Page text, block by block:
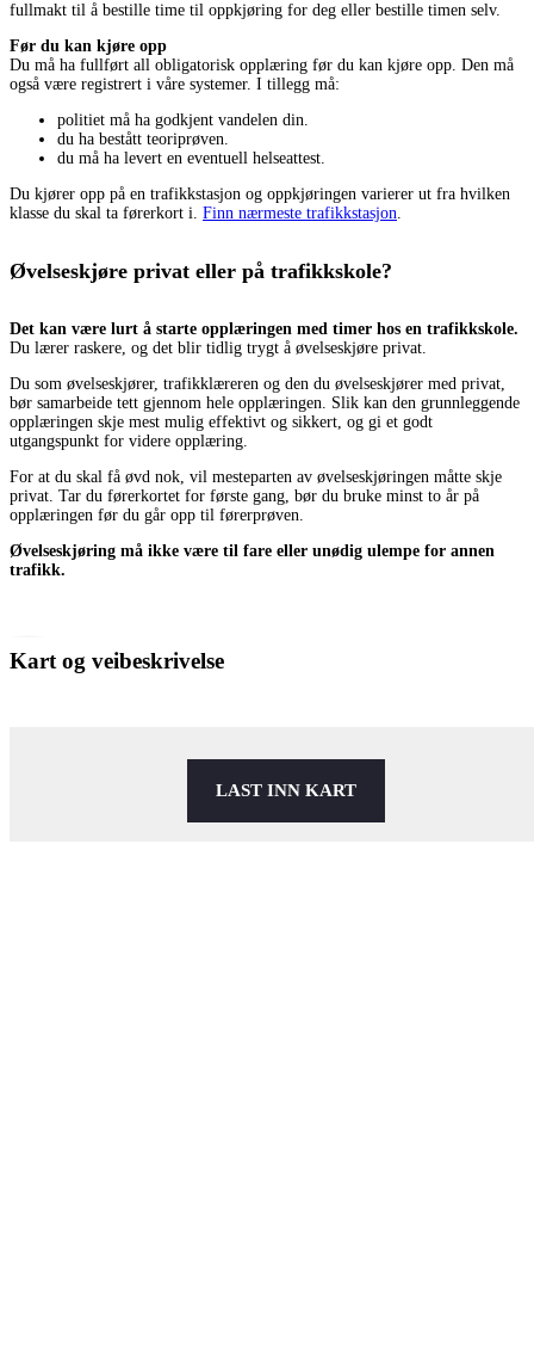
fullmakt til å bestille time til oppkjøring for deg eller bestille timen selv.
Før du kan kjøre opp
Du må ha fullført all obligatorisk opplæring før du kan kjøre opp. Den må
også være registrert i våre systemer. I tillegg må:
politiet må ha godkjent vandelen din.
du ha bestått teoriprøven.
du må ha levert en eventuell helseattest.
Du kjører opp på en trafikkstasjon og oppkjøringen varierer ut fra hvilken
klasse du skal ta førerkort i. Finn nærmeste trafikkstasjon
Øvelseskjøre privat eller på trafikkskole?
Det kan være lurt å starte opplæringen med timer hos en trafikkskole.
Du lærer raskere, og det blir tidlig trygt å øvelseskjøre privat.
Du som øvelseskjører, trafikklæreren og den du øvelseskjører med privat,
bør samarbeide tett gjennom hele opplæringen. Slik kan den grunnleggende
opplæringen skje mest mulig effektivt og sikkert, og gi et godt
utgangspunkt for videre opplæring.
For at du skal få øvd nok, vil mesteparten av øvelseskjøringen måtte skje
privat. Tar du førerkortet for første gang, bør du bruke minst to år på
opplæringen før du går opp til førerprøven.
Øvelseskjøring må ikke være til fare eller unødig ulempe for annen
trafikk.
Kart og veibeskrivelse
LAST INN KART